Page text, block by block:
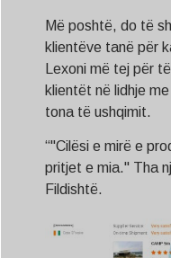
Më poshtë, do të
klientëve tanë për
Lexoni më tej për
klientët në lidhje
tona të ushqimit.
“"Cilësi e mirë e
pritjet e mia." Tha
Fildishtë.